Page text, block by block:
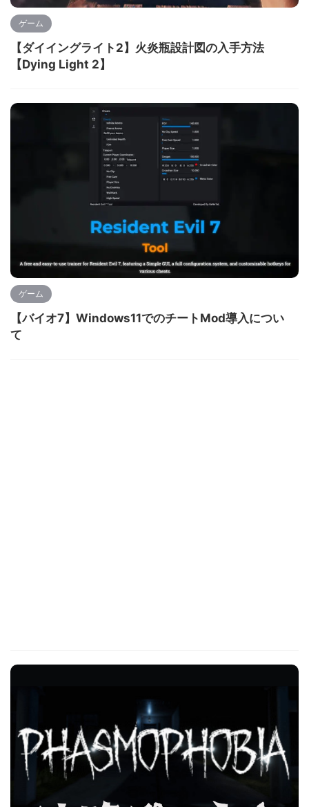
ゲーム
【ダイイングライト2】火炎瓶設計図の入手方法
【Dying Light 2】
ゲーム
【バイオ7】Windows11でのチートMod導入につい
て